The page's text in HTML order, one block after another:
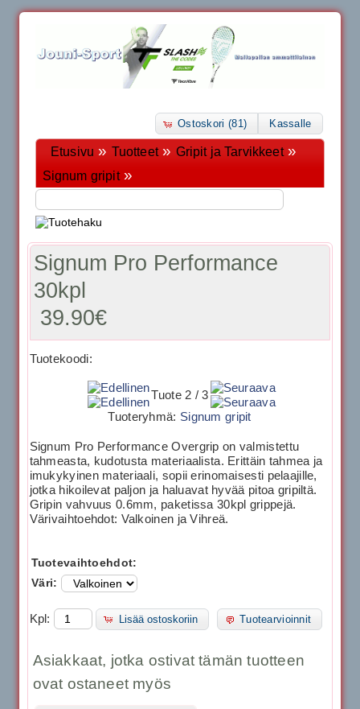
Ostoskori (81) Kassalle
Etusivu » Tuotteet» Gripit ja Tarvikkeet»
Signum gripit»
Signum Pro Performance
30kpl
39.90€
Tuotekoodi:
Tuote 2 / 3
Tuoteryhmä: Signum gripit
Signum Pro Performance Overgrip on valmistettu
tahmeasta, kudotusta materiaalista. Erittäin tahmea ja
imukykyinen materiaali, sopii erinomaisesti pelaajille,
jotka hikoilevat paljon ja haluavat hyvää pitoa gripiltä.
Gripin vahvuus 0.6mm, paketissa 30kpl grippejä.
Värivaihtoehdot: Valkoinen ja Vihreä.
Tuotevaihtoehdot:
Väri:
Kpl: Lisää ostoskoriin Tuotearvioinnit
Asiakkaat, jotka ostivat tämän tuotteen
ovat ostaneet myös